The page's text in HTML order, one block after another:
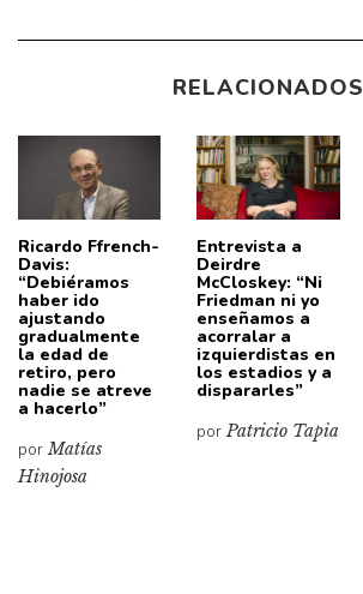
RELACIONADOS
Ricardo Ffrench-
Davis:
“Debiéramos
haber ido
ajustando
gradualmente
la edad de
retiro, pero
nadie se atreve
a hacerlo”
porMatías
Hinojosa
Entrevista a
Deirdre
McCloskey: “Ni
Friedman ni yo
enseñamos a
acorralar a
izquierdistas en
los estadios y a
dispararles”
porPatricio Tapia